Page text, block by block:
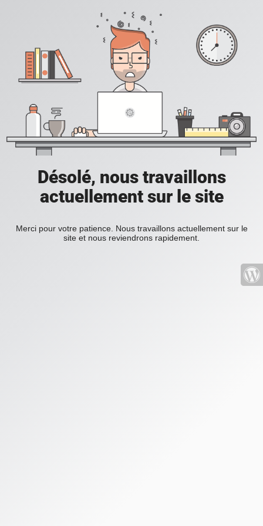
Désolé, nous travaillons
actuellement sur le site
Merci pour votre patience. Nous travaillons actuellement sur le
site et nous reviendrons rapidement.